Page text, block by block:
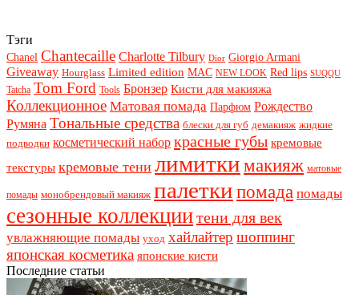
Тэги
Chanel Chantecaille Charlotte Tilbury Dior Giorgio Armani
Giveaway Hourglass Limited edition MAC NEW LOOK Red lips SUQQU
Tatcha Tom Ford Tools Бронзер Кисти для макияжа
Коллекционное Матовая помада Парфюм Рождество
Румяна Тональные средства блески для губ демакияж жидкие
подводки косметический набор красные губы кремовые
текстуры кремовые тени лимиткимакияж матовые
помады монобрендовый макияж палеткипомада помады
сезонные коллекциитени для век
увлажняющие помады уход хайлайтер шоппинг
японская косметика японские кисти
Последние статьи